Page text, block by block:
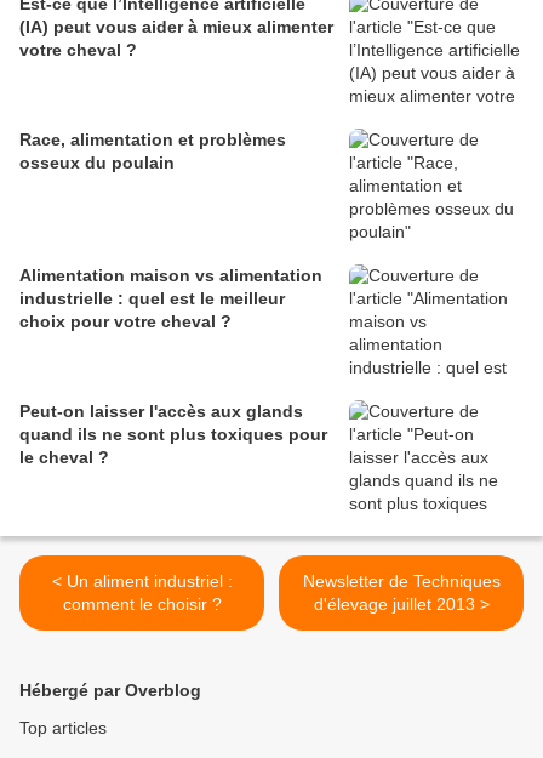
(IA) peut vous aider à mieux alimenter
votre cheval ?
Race, alimentation et problèmes
osseux du poulain
Alimentation maison vs alimentation
industrielle : quel est le meilleur
choix pour votre cheval ?
Peut-on laisser l'accès aux glands
quand ils ne sont plus toxiques pour
le cheval ?
< Un aliment industriel :
comment le choisir ?
Newsletter de Techniques
d'élevage juillet 2013 >
Hébergé par Overblog
Top articles